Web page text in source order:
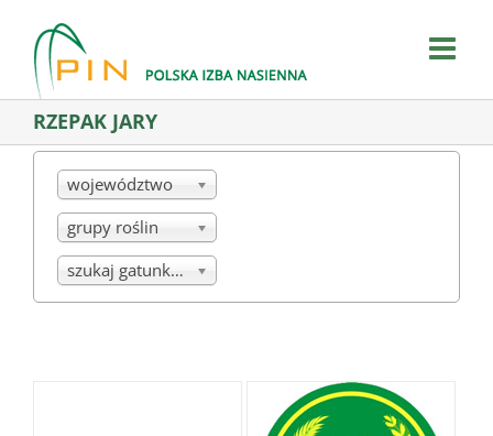
content
RZEPAK JARY
województwo
grupy roślin
szukaj gatunku/mieszanki